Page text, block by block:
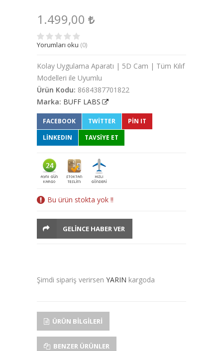
1.499,00
Yorumları oku (0)
Kolay Uygulama Aparatı | 5D Cam | Tüm Kılıf
Modelleri ile Uyumlu
Ürün Kodu: 8684387701822
Marka: BUFF LABS
FACEBOOK TWITTER
PIN IT
LINKEDIN
TAVSİYE ET
Bu ürün stokta yok !!
GELINCE HABER VER
Şimdi sipariş verirsen YARIN kargoda
ÜRÜN BILGILERI
BENZER ÜRÜNLER